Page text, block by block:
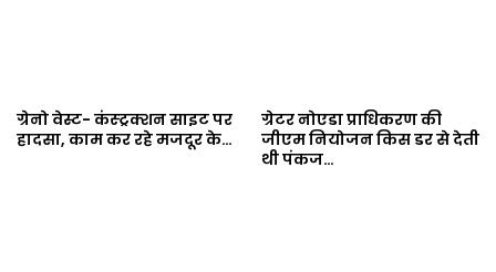
ग्रेनो वेस्ट- कंस्ट्रक्शन साइट पर
हादसा, काम कर रहे मजदूर के…
ग्रेटर नोएडा प्राधिकरण की
जीएम नियोजन किस डर से देती
थी पंकज…